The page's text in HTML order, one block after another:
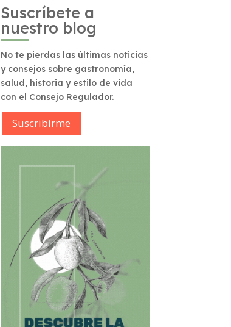
Suscríbete a
nuestro blog
No te pierdas las últimas noticias
y consejos sobre gastronomía,
salud, historia y estilo de vida
con el Consejo Regulador.
Suscribírme